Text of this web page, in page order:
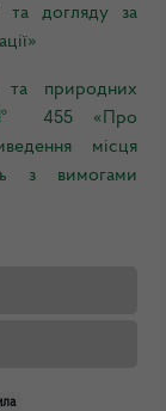
та догляду за
та природних
№ 455 «Про
місця
з вимогами